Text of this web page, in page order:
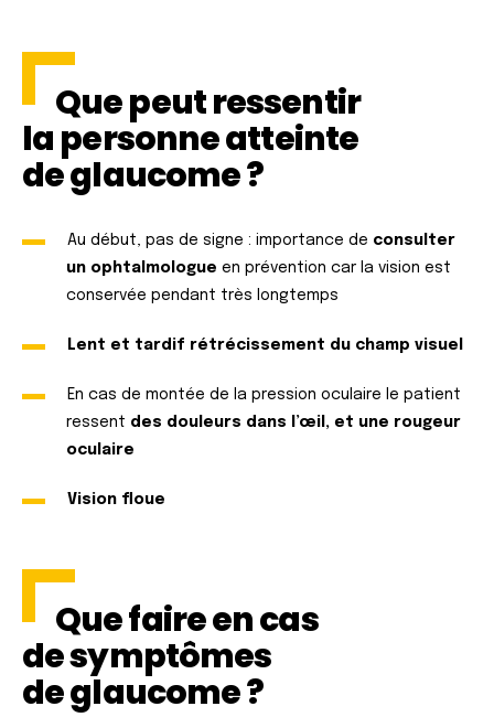
Que peut ressentir
la personne atteinte
de glaucome ?
Au début, pas de signe : importance de consulter
un ophtalmologue en prévention car la vision est
conservée pendant très longtemps
Lent et tardif rétrécissement du champ visuel
En cas de montée de la pression oculaire le patient
ressent des douleurs dans l’œil, et une rougeur
oculaire
Vision floue
Que faire en cas
de symptômes
de glaucome ?